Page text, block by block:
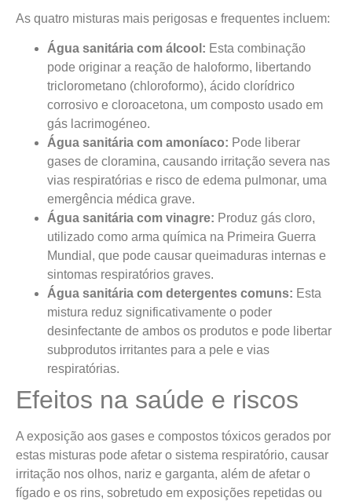
As quatro misturas mais perigosas e frequentes incluem:
Água sanitária com álcool: Esta combinação
pode originar a reação de haloformo, libertando
triclorometano (chloroformo), ácido clorídrico
corrosivo e cloroacetona, um composto usado em
gás lacrimogéneo.
Água sanitária com amoníaco: Pode liberar
gases de cloramina, causando irritação severa nas
vias respiratórias e risco de edema pulmonar, uma
emergência médica grave.
Água sanitária com vinagre: Produz gás cloro,
utilizado como arma química na Primeira Guerra
Mundial, que pode causar queimaduras internas e
sintomas respiratórios graves.
Água sanitária com detergentes comuns: Esta
mistura reduz significativamente o poder
desinfectante de ambos os produtos e pode libertar
subprodutos irritantes para a pele e vias
respiratórias.
Efeitos na saúde e riscos
A exposição aos gases e compostos tóxicos gerados por
estas misturas pode afetar o sistema respiratório, causar
irritação nos olhos, nariz e garganta, além de afetar o
fígado e os rins, sobretudo em exposições repetidas ou